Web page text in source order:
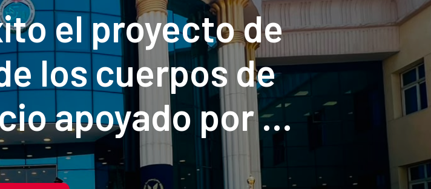
el proyecto de
los cuerpos de
apoyado por el
de España